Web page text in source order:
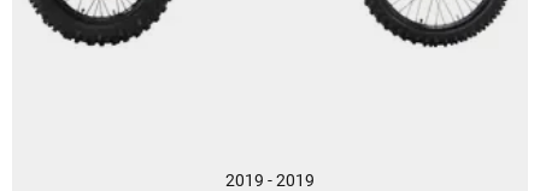
2019 - 2019